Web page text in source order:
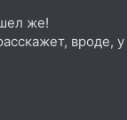
же!
вроде,